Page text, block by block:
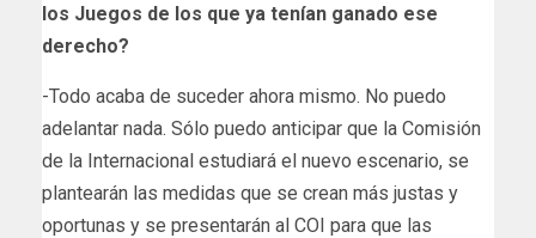
los Juegos de los que ya tenían ganado ese
derecho?
-Todo acaba de suceder ahora mismo. No puedo
adelantar nada. Sólo puedo anticipar que la Comisión
de la Internacional estudiará el nuevo escenario, se
plantearán las medidas que se crean más justas y
oportunas y se presentarán al COI para que las